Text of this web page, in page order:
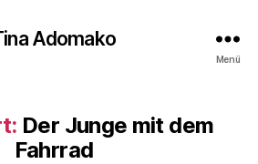
Adomako
Menü
Der Junge mit dem
Fahrrad